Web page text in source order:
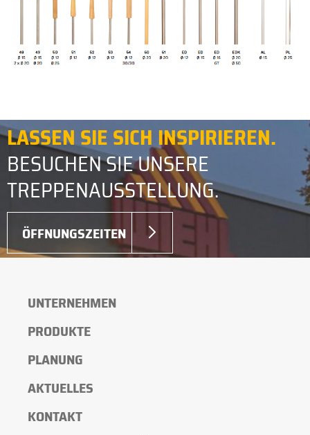
LASSEN SIE SICH INSPIRIEREN.
BESUCHEN SIE UNSERE
TREPPENAUSSTELLUNG.
ÖFFNUNGSZEITEN
UNTERNEHMEN
PRODUKTE
PLANUNG
AKTUELLES
KONTAKT